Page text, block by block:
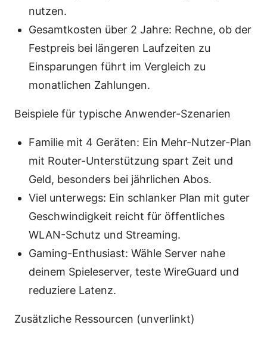
nutzen.
Gesamtkosten über 2 Jahre: Rechne, ob der
Festpreis bei längeren Laufzeiten zu
Einsparungen führt im Vergleich zu
monatlichen Zahlungen.
Beispiele für typische Anwender-Szenarien
Familie mit 4 Geräten: Ein Mehr-Nutzer-Plan
mit Router-Unterstützung spart Zeit und
Geld, besonders bei jährlichen Abos.
Viel unterwegs: Ein schlanker Plan mit guter
Geschwindigkeit reicht für öffentliches
WLAN-Schutz und Streaming.
Gaming-Enthusiast: Wähle Server nahe
deinem Spieleserver, teste WireGuard und
reduziere Latenz.
Zusätzliche Ressourcen (unverlinkt)